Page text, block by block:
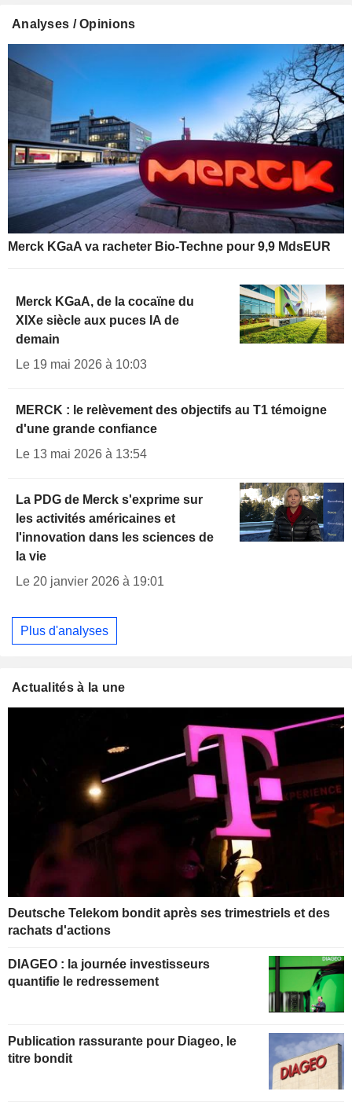
Analyses / Opinions
Merck KGaA va racheter Bio-Techne pour 9,9 MdsEUR
Merck KGaA, de la cocaïne du
XIXe siècle aux puces IA de
demain
Le 19 mai 2026 à 10:03
MERCK : le relèvement des objectifs au T1 témoigne
d'une grande confiance
Le 13 mai 2026 à 13:54
La PDG de Merck s'exprime sur
les activités américaines et
l'innovation dans les sciences de
la vie
Le 20 janvier 2026 à 19:01
Plus d'analyses
Actualités à la une
Deutsche Telekom bondit après ses trimestriels et des
rachats d'actions
DIAGEO : la journée investisseurs
quantifie le redressement
Publication rassurante pour Diageo, le
titre bondit